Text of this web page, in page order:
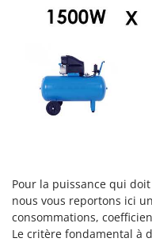
Stiga
Sunseeker
Tecla
Tenco
Tineco
Pour la puissance qui
nous vous reportons ici
consommations,
Le critère fondamental à